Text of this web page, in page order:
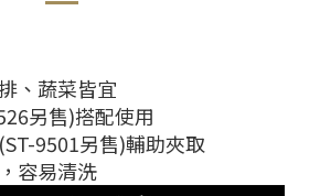
、蔬菜皆宜
另售)搭配使用
9501另售)輔助夾取
容易清洗